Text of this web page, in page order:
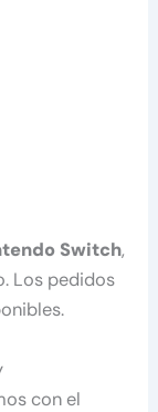
Switch,
Los pedidos
con el